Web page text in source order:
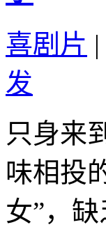
喜剧片 |
发
只身来
味相投
女”，